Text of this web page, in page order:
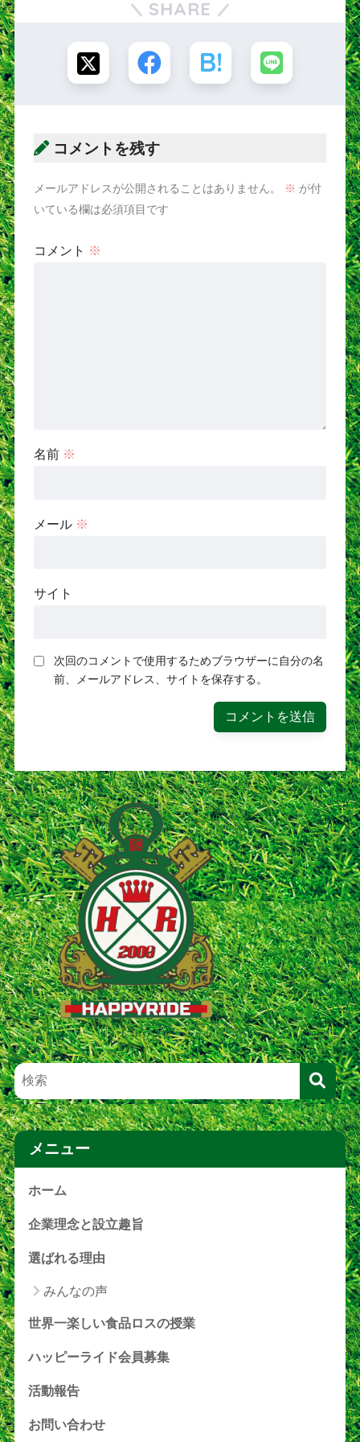
SHARE
コメントを残す
メールアドレスが公開されることはありません。 ※ が付
いている欄は必須項目です
コメント ※
名前 ※
メール ※
サイト
次回のコメントで使用するためブラウザーに自分の名
前、メールアドレス、サイトを保存する。
メニュー
ホーム
企業理念と設立趣旨
選ばれる理由
みんなの声
世界一楽しい食品ロスの授業
ハッピーライド会員募集
活動報告
お問い合わせ